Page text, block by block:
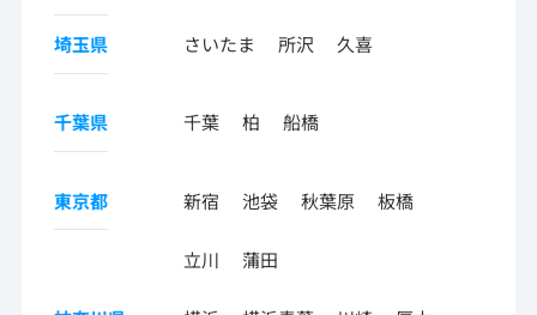
埼玉県 さいたま 所沢 久喜
千葉県 千葉 柏 船橋
東京都 新宿 池袋 秋葉原 板橋
立川 蒲田